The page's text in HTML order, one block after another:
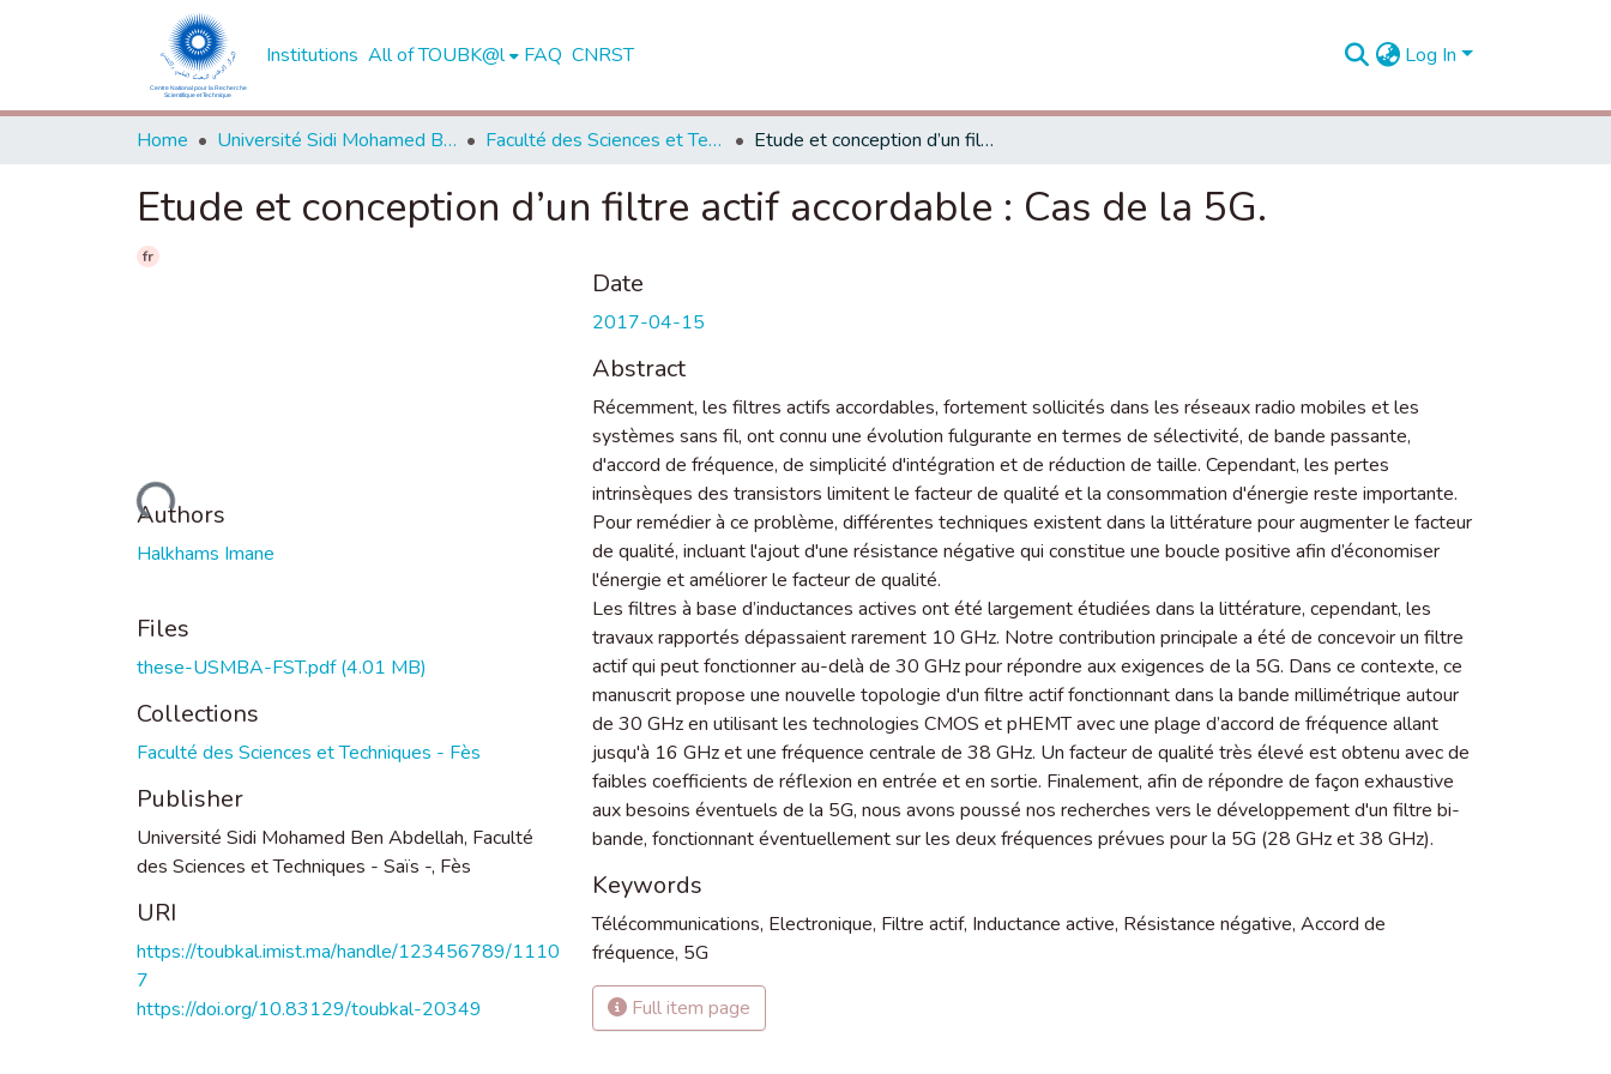
Institutions All of TOUBK@l FAQ CNRST Log In
Home Université Sidi Mohamed Ben Abdellah de Fès Faculté des Sciences et Techniques - Fès Etude et conception d’un filtre actif accordable : Cas de la 5G.
Etude et conception d’un filtre actif accordable : Cas de la 5G.
fr
Loading...
Authors
Halkhams Imane
Files
these-USMBA-FST.pdf(4.01 MB)
Collections
Faculté des Sciences et Techniques - Fès
Publisher
Université Sidi Mohamed Ben Abdellah, Faculté
des Sciences et Techniques - Saïs -, Fès
URI
https://toubkal.imist.ma/handle/123456789/1110
7
https://doi.org/10.83129/toubkal-20349
Date
2017-04-15
Abstract
Récemment, les filtres actifs accordables, fortement sollicités dans les réseaux radio mobiles et les
systèmes sans fil, ont connu une évolution fulgurante en termes de sélectivité, de bande passante,
d'accord de fréquence, de simplicité d'intégration et de réduction de taille. Cependant, les pertes
intrinsèques des transistors limitent le facteur de qualité et la consommation d'énergie reste importante.
Pour remédier à ce problème, différentes techniques existent dans la littérature pour augmenter le facteur
de qualité, incluant l'ajout d'une résistance négative qui constitue une boucle positive afin d’économiser
l'énergie et améliorer le facteur de qualité.
Les filtres à base d’inductances actives ont été largement étudiées dans la littérature, cependant, les
travaux rapportés dépassaient rarement 10 GHz. Notre contribution principale a été de concevoir un filtre
actif qui peut fonctionner au-delà de 30 GHz pour répondre aux exigences de la 5G. Dans ce contexte, ce
manuscrit propose une nouvelle topologie d'un filtre actif fonctionnant dans la bande millimétrique autour
de 30 GHz en utilisant les technologies CMOS et pHEMT avec une plage d’accord de fréquence allant
jusqu'à 16 GHz et une fréquence centrale de 38 GHz. Un facteur de qualité très élevé est obtenu avec de
faibles coefficients de réflexion en entrée et en sortie. Finalement, afin de répondre de façon exhaustive
aux besoins éventuels de la 5G, nous avons poussé nos recherches vers le développement d'un filtre bi-
bande, fonctionnant éventuellement sur les deux fréquences prévues pour la 5G (28 GHz et 38 GHz).
Keywords
Télécommunications, Electronique, Filtre actif, Inductance active, Résistance négative, Accord de
fréquence, 5G
Full item page